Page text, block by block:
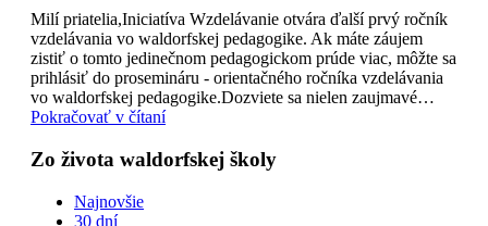
Milí priatelia,Iniciatíva Wzdelávanie otvára ďalší prvý ročník
vzdelávania vo waldorfskej pedagogike. Ak máte záujem
zistiť o tomto jedinečnom pedagogickom prúde viac, môžte sa
prihlásiť do prosemináru - orientačného ročníka vzdelávania
vo waldorfskej pedagogike.Dozviete sa nielen zaujmavé…
Pokračovať v čítaní
Zo života waldorfskej školy
Najnovšie
30 dní